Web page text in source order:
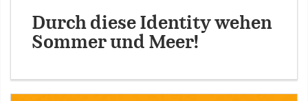
Durch diese Identity wehen
Sommer und Meer!